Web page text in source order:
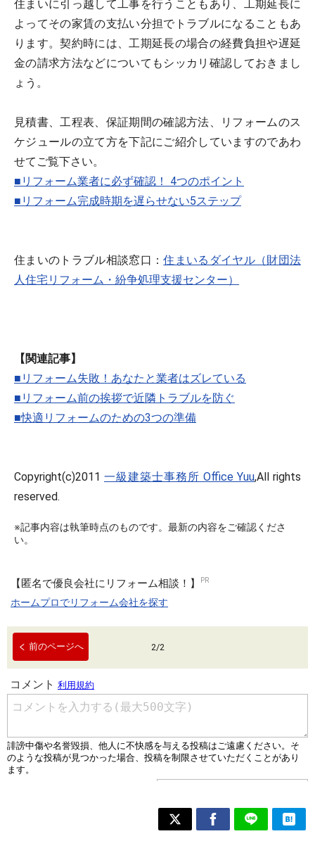
住まいに引っ越して工事を行うこともあり、工期延長に
よってその家賃の支払い分担でトラブルになることもあ
ります。契約時には、工期延長の場合の経費負担や遅延
金の請求方法などについてもシッカリ確認しておきまし
ょう。
見積書、工程表、保証期間の確認方法、リフォームのス
ケジュールの立て方を下記にご紹介していますのであわ
せてご覧下さい。
■リフォーム業者に必ず確認！ 4つのポイント
■リフォーム完成時期を遅らせない5ステップ
住まいのトラブル相談窓口：住まいるダイヤル（財団法
人住宅リフォーム・紛争処理支援センター）
【関連記事】
■リフォーム失敗！あなたと業者はズレている
■リフォーム前の挨拶で近隣トラブルを防ぐ
■快適リフォームのための3つの準備
Copyright(c)2011 一級建築士事務所 Office Yuu,All rights
reserved.
※記事内容は執筆時点のものです。最新の内容をご確認くださ
い。
【匿名で優良会社にリフォーム相談！】
ホームプロでリフォーム会社を探す
前のページへ 2/2